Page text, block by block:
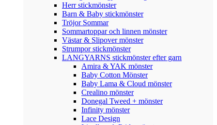
Herr stickmönster
Barn & Baby stickmönster
Tröjor Sommar
Sommartoppar och linnen mönster
Västar & Slipover mönster
Strumpor stickmönster
LANGYARNS stickmönster efter garn
Amira & YAK mönster
Baby Cotton Mönster
Baby Lama & Cloud mönster
Crealino mönster
Donegal Tweed + mönster
Infinity mönster
Lace Design